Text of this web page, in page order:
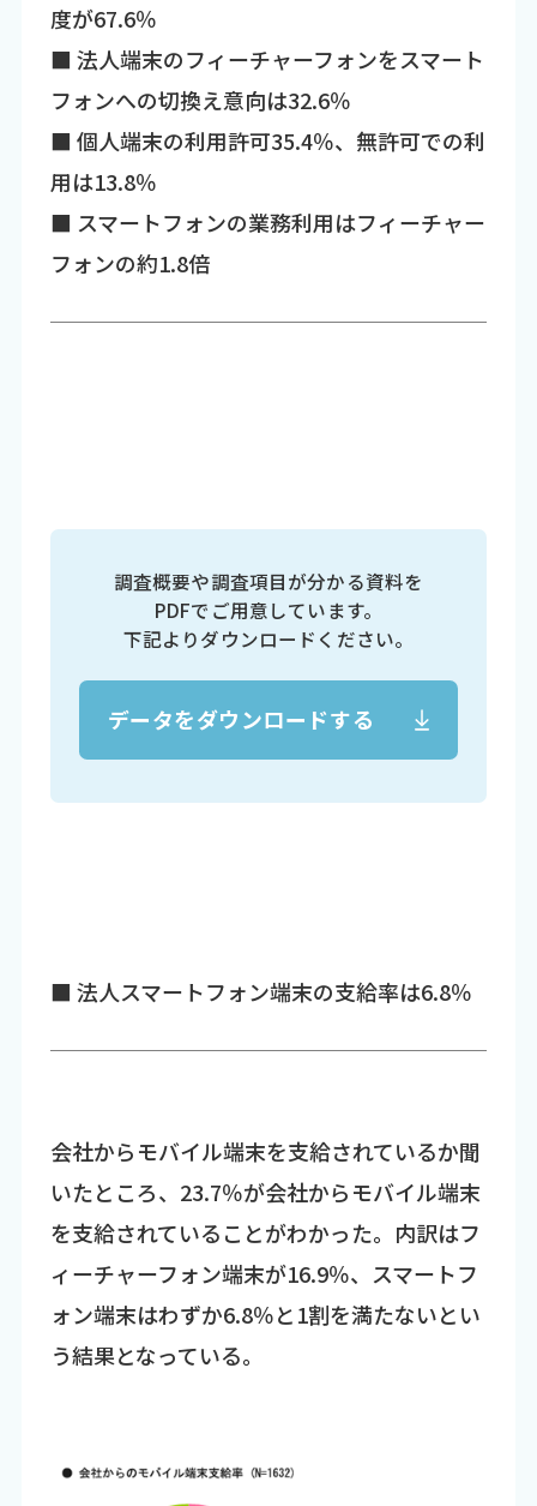
度が67.6％
■ 法人端末のフィーチャーフォンをスマート
フォンへの切換え意向は32.6％
■ 個人端末の利用許可35.4％、無許可での利
用は13.8％
■ スマートフォンの業務利用はフィーチャー
フォンの約1.8倍
調査概要や調査項目が分かる資料を
PDFでご用意しています。
下記よりダウンロードください。
データをダウンロードする
■ 法人スマートフォン端末の支給率は6.8％
会社からモバイル端末を支給されているか聞
いたところ、23.7％が会社からモバイル端末
を支給されていることがわかった。内訳はフ
ィーチャーフォン端末が16.9％、スマートフ
ォン端末はわずか6.8％と1割を満たないとい
う結果となっている。